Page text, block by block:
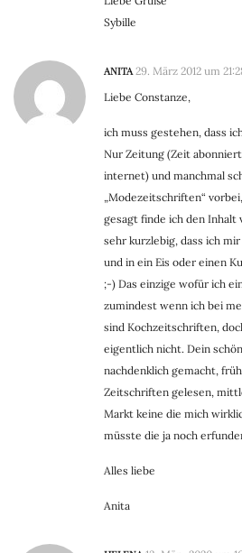
Sybille
ANITA 29. März 2012 um
Liebe Constanze,
ich muss gestehen, dass
Nur Zeitung (Zeit
internet) und manchmal
„Modezeitschriften“
gesagt finde ich den
sehr kurzlebig, dass ich
und in ein Eis oder einen
;-) Das einzige wofür ich
zumindest wenn ich bei
sind Kochzeitschriften,
eigentlich nicht. Dein
nachdenklich gemacht,
Zeitschriften gelesen,
Markt keine die mich
müsste die ja noch
Alles liebe
Anita